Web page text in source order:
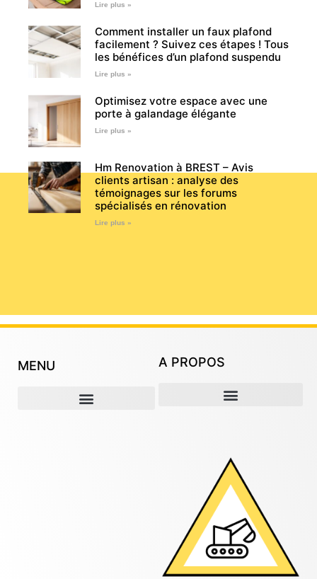
Lire plus »
Comment installer un faux plafond
facilement ? Suivez ces étapes ! Tous
les bénéfices d’un plafond suspendu
Lire plus »
Optimisez votre espace avec une
porte à galandage élégante
Lire plus »
Hm Renovation à BREST – Avis
clients artisan : analyse des
témoignages sur les forums
spécialisés en rénovation
Lire plus »
MENU A PROPOS